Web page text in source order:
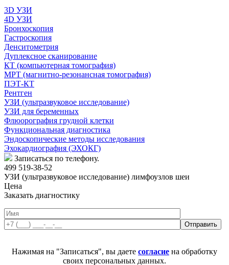
3D УЗИ
4D УЗИ
Бронхоскопия
Гастроскопия
Денситометрия
Дуплексное сканирование
КТ (компьютерная томография)
МРТ (магнитно-резонансная томография)
ПЭТ-КТ
Рентген
УЗИ (ультразвуковое исследование)
УЗИ для беременных
Флюорография грудной клетки
Функциональная диагностика
Эндоскопические методы исследования
Эхокардиография (ЭХОКГ)
Записаться по телефону.
499 519-38-52
УЗИ (ультразвуковое исследование) лимфоузлов шеи
Цена
Заказать диагностику
Нажимая на "Записаться", вы даете согласие на обработку
своих персональных данных.